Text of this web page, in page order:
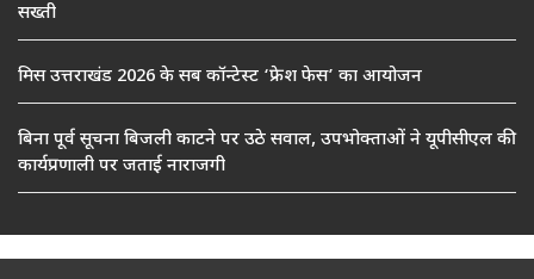
सख्ती
मिस उत्तराखंड 2026 के सब कॉन्टेस्ट ‘फ्रेश फेस’ का आयोजन
बिना पूर्व सूचना बिजली काटने पर उठे सवाल, उपभोक्ताओं ने यूपीसीएल की
कार्यप्रणाली पर जताई नाराजगी